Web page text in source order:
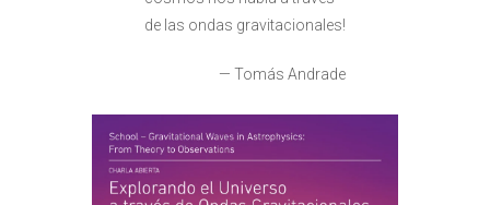
de las ondas gravitacionales!
— Tomás Andrade